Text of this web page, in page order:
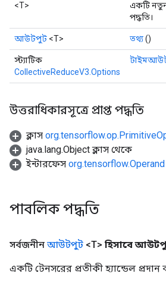
<T>
একটি
পদ্ধতি।
আউটপুট <T> তথ্য()
স্ট্যাটিক
CollectiveReduceV3.Options
উত্তরাধিকারসূত্রে প্রাপ্ত পদ্ধতি
ক্লাস
java.lang.Object ক্লাস থেকে
ইন্টারফেস org.tensorflow.Operand
পাবলিক পদ্ধতি
সর্বজনীন আউটপুট <T> হিসাবে
একটি টেনসরের প্রতীকী হ্যান্ডেল প্রদান